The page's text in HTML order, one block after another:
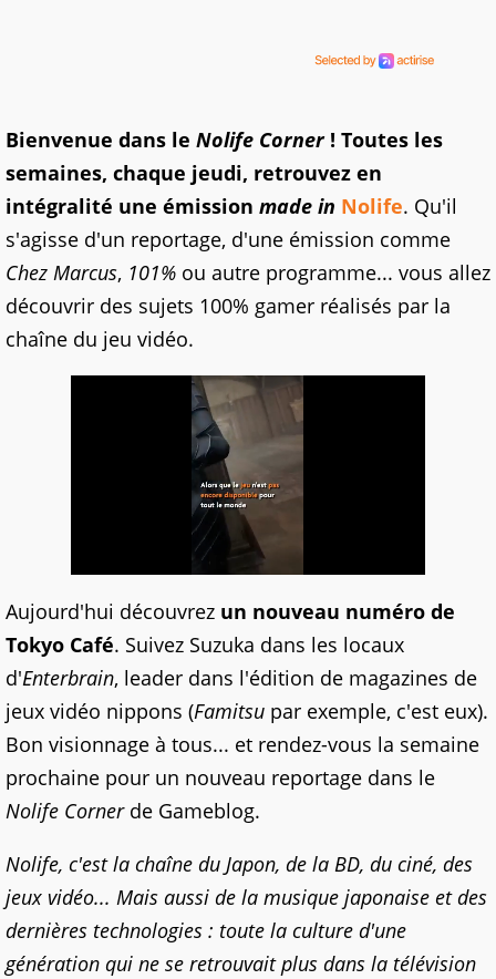
Bienvenue dans le Nolife Corner! Toutes les
semaines, chaque jeudi, retrouvez en
intégralité une émission made in Nolife. Qu'il
s'agisse d'un reportage, d'une émission comme
Chez Marcus, 101% ou autre programme... vous allez
découvrir des sujets 100% gamer réalisés par la
chaîne du jeu vidéo.
Aujourd'hui découvrez un nouveau numéro de
Tokyo Café. Suivez Suzuka dans les locaux
d'Enterbrain, leader dans l'édition de magazines de
jeux vidéo nippons (Famitsu par exemple, c'est eux).
Bon visionnage à tous... et rendez-vous la semaine
prochaine pour un nouveau reportage dans le
Nolife Corner de Gameblog.
Nolife, c'est la chaîne du Japon, de la BD, du ciné, des
jeux vidéo... Mais aussi de la musique japonaise et des
dernières technologies : toute la culture d'une
génération qui ne se retrouvait plus dans la télévision